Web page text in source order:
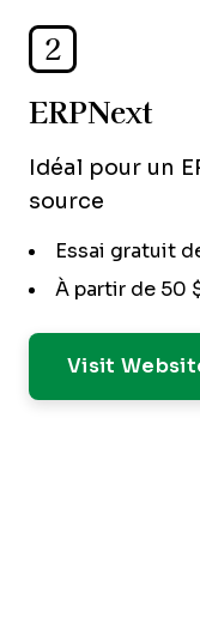
2
ERPNext
Idéal pour un
source
Essai gratuit
À partir de 50
Visit